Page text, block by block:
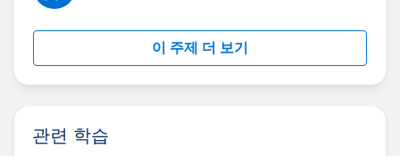
이 주제 더 보기
관련 학습